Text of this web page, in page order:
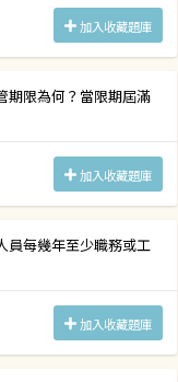
加入收藏題庫
期限為何？當限期屆滿
加入收藏題庫
員每幾年至少職務或工
加入收藏題庫